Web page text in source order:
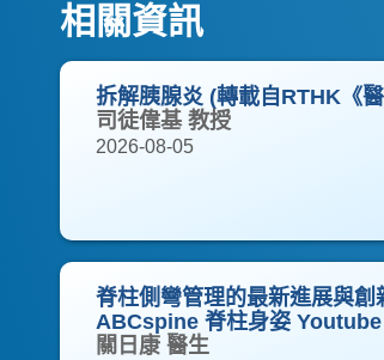
相關資訊
拆解胰腺炎 (轉載自RTHK《
司徒偉基 教授
2026-08-05
脊柱側彎管理的最新進展與創
ABCspine 脊柱身姿 Youtube
關日康 醫生